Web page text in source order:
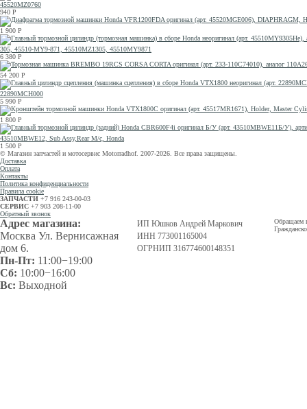
45520MZ0760
940 Р
1 900 Р
305, 45510-MY9-871, 45510MZ1305, 45510MY9871
6 380 Р
54 200 Р
22890MCH000
5 990 Р
1 800 Р
43510MBWE12, Sub Assy,Rear M/c, Honda
1 500 Р
© Магазин запчастей и мотосервис Motorradhof. 2007-2026. Все права защищены.
Доставка
Оплата
Контакты
Политика конфиденциальности
Правила cookie
ЗАПЧАСТИ +7 916 243-00-03
СЕРВИС +7 903 208-11-00
Обратный звонок
Адрес магазина:
Москва Ул. Вернисажная
дом 6.
Пн-Пт: 11:00−19:00
Сб: 10:00−16:00
Вс: Выходной
ИП Юшков Андрей Маркович
ИНН 773001165004
ОГРНИП 316774600148351
Обращаем